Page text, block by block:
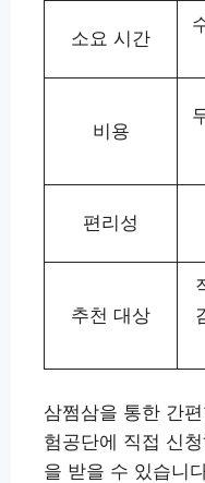
소요 시간
비용
편리성
추천 대상
삼쩜삼을 통한 간
험공단에 직접 신
을 받을 수 있습니